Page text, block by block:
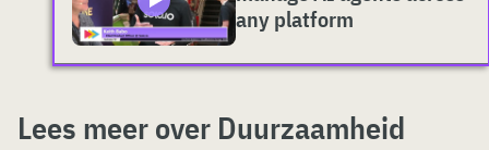
any platform
Lees meer over Duurzaamheid